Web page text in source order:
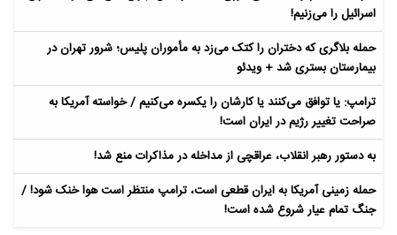
اسرائیل را می‌زنیم!
حمله بلاگری که دختران را کتک می‌زد به مأموران پلیس؛ شرور تهران در
بیمارستان بستری شد + ویدئو
ترامپ: یا توافق می‌کنند یا کارشان را یکسره می‌کنیم / خواسته آمریکا به
صراحت تغییر رژیم در ایران است!
به دستور رهبر انقلاب، عراقچی از مداخله در مذاکرات منع شد!
حمله زمینی آمریکا به ایران قطعی است، ترامپ منتظر است هوا خنک شود! /
جنگ تمام عیار شروع شده است!